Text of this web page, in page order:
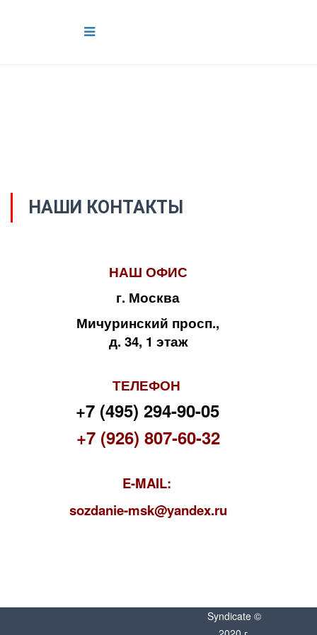
НАШИ КОНТАКТЫ
НАШ ОФИС
г. Москва
Мичуринский просп.,
д. 34, 1 этаж
ТЕЛЕФОН
+7 (495) 294-90-05
+7 (926) 807-60-32
E-MAIL:
sozdanie-msk@yandex.ru
Syndicate ©